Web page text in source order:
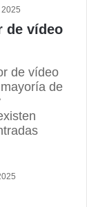
de vídeo
de vídeo
de